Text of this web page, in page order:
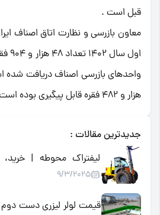
قبل است .
معاون بازرسی و نظارت اتاق اصناف
اول
هزار و 482 فقره قابل پیگیری بوده است .
جدیدترین مقالات :
لیفتراک محوطه |
لیفتراک فضای باز و صنعتی
9/3/2025
قیمت لولر لیزری دست